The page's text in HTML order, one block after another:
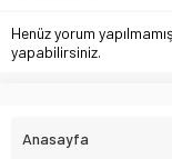
Henüz yorum
yapabilirsiniz.
Anasayfa